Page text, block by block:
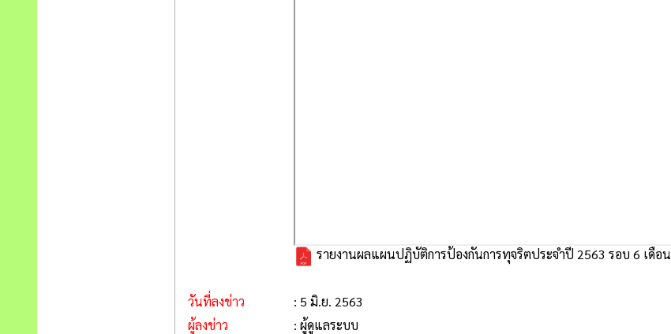
รายงานผลแผนปฏิบัติการป้องกันการทุจริตประจำปี 2563 รอบ 6 เดือน
วันที่ลงข่าว
: 5 มิ.ย. 2563
ผู้ลงข่าว
: ผู้ดูแลระบบ